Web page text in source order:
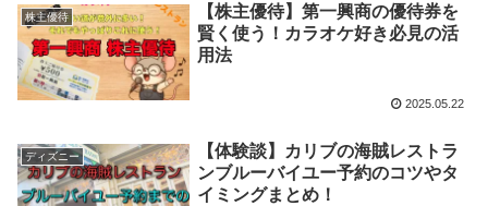
株主優待
【株主優待】第一興商の優待券を
賢く使う！カラオケ好き必見の活
用法
2025.05.22
ディズニー
【体験談】カリブの海賊レストラ
ンブルーバイユー予約のコツやタ
イミングまとめ！